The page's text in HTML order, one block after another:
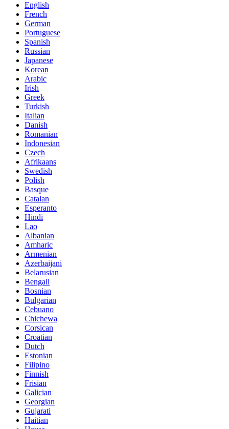
English
French
German
Portuguese
Spanish
Russian
Japanese
Korean
Arabic
Irish
Greek
Turkish
Italian
Danish
Romanian
Indonesian
Czech
Afrikaans
Swedish
Polish
Basque
Catalan
Esperanto
Hindi
Lao
Albanian
Amharic
Armenian
Azerbaijani
Belarusian
Bengali
Bosnian
Bulgarian
Cebuano
Chichewa
Corsican
Croatian
Dutch
Estonian
Filipino
Finnish
Frisian
Galician
Georgian
Gujarati
Haitian